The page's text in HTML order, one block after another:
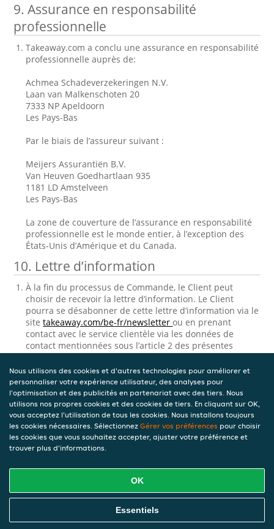
9. Assurance en responsabilité
professionnelle
Takeaway.com a conclu une assurance en responsabilité
professionnelle auprès de:
Achmea Schadeverzekeringen N.V.
Laan van Malkenschoten 20
7333 NP Apeldoorn
Les Pays-Bas
Par le biais de l’assureur suivant :
Meijers Assurantiën B.V.
Van Heuven Goedhartlaan 935
1181 LD Amstelveen
Les Pays-Bas
La zone de couverture de l’assurance en responsabilité
professionnelle est le monde entier, à l’exception des
États-Unis d’Amérique et du Canada.
10. Lettre d’information
À la fin du processus de Commande, le Client peut
choisir de recevoir la lettre d’information. Le Client
pourra se désabonner de cette lettre d’information via le
sitetakeaway.com/be-fr/newsletterou en prenant
contact avec le service clientèle via les données de
contact mentionnées sous l’article 2 des présentes
Conditions générales Clients sous ‘contact’.
11. Consultation et correction des
données personnelles stockées
Takeaway.com traitera les données personnelles
relatives au Client. Ce processus de traitement de
données personnelles est régi parCharte vie privée.
Nous utilisons des cookies et d'autres technologies pour améliorer et
personnaliser votre expérience utilisateur, des analyses pour
l'optimisation et des publicités en partenariat avec des tiers. Nous
utilisons nos propres cookies et des cookies de tiers. En cliquant sur OK,
vous acceptez l'utilisation de tous les cookies. Nous installons toujours
les cookies nécessaires. Sélectionnez Gérer vos préférences pour choisir
les cookies que vous souhaitez accepter, ajuster votre préférence et
trouver plus d'informations.
OK
Essentiels